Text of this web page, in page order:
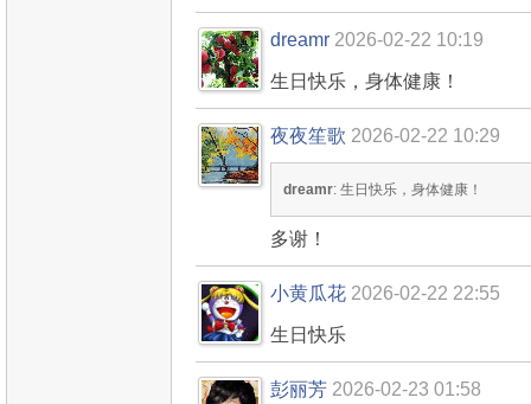
dreamr 2026-02-22 10:19
生日快乐，身体健康！
夜夜笙歌 2026-02-22 10:29
dreamr: 生日快乐，身体健康！
多谢！
小黄瓜花 2026-02-22 22:55
生日快乐
彭丽芳 2026-02-23 01:58